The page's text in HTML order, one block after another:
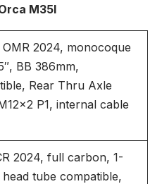
M35I
2024, monocoque
BB 386mm,
Rear Thru Axle
P1, internal cable
2024, full carbon, 1-
head tube compatible,